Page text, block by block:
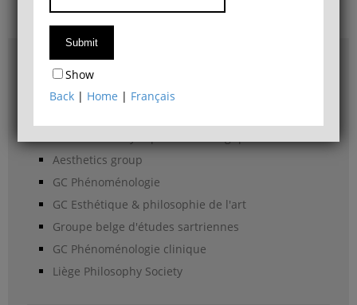
Access & maps
Philosophy Department Library
Aesthetics group
GC Phénoménologie
GC Esthétique & philosophie de l'art
Groupe belge d'études sartriennes
GC Phénoménologie clinique
Liège Philosophy Society
Show
Back | Home | Français